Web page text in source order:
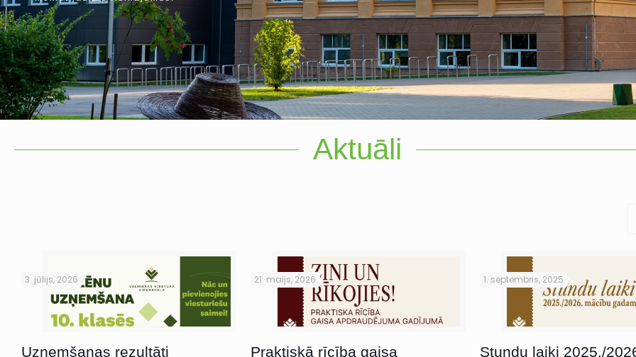
Aktuāli
3. jūlijs, 2026
Uzņemšanas rezultāti
21. maijs, 2026
Praktiskā rīcība gaisa
1. septembris, 2025
Stundu laiki 2025./